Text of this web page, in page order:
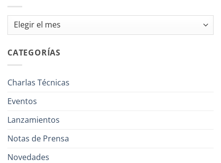
Archivos
CATEGORÍAS
Charlas Técnicas
Eventos
Lanzamientos
Notas de Prensa
Novedades